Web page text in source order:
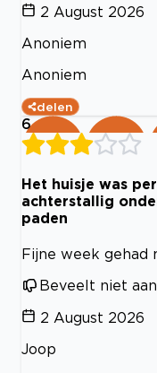
2 August 2026
Anoniem
Anoniem
delen
6
Het huisje was
achterstallig
paden
Fijne week gehad
Beveelt niet aan
2 August 2026
Joop